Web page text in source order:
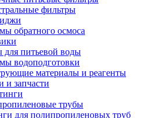
фильтры
обратного осмоса
для питьевой воды
водоподготовки
материалы и реагенты
и запчасти
трубы
для полипропиленовых труб